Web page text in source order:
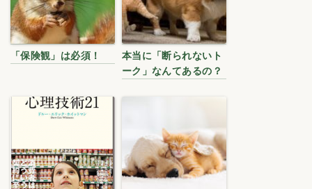
「保険観」は必須！
本当に「断られないト
ーク」なんてあるの？